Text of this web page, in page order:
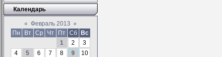
Календарь
« Февраль 2013 »
Пн
Вт Ср Чт Пт Сб
Вс
1
2
3
4
5 6 7 8 9
10